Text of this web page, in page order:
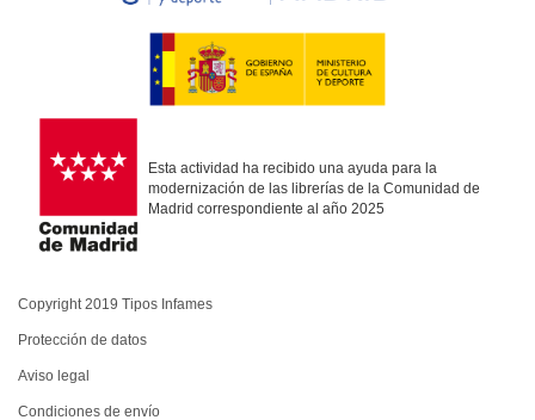
Esta actividad ha recibido una ayuda para la
modernización de las librerías de la Comunidad de
Madrid correspondiente al año 2025
Copyright 2019 Tipos Infames
Protección de datos
Aviso legal
Condiciones de envío